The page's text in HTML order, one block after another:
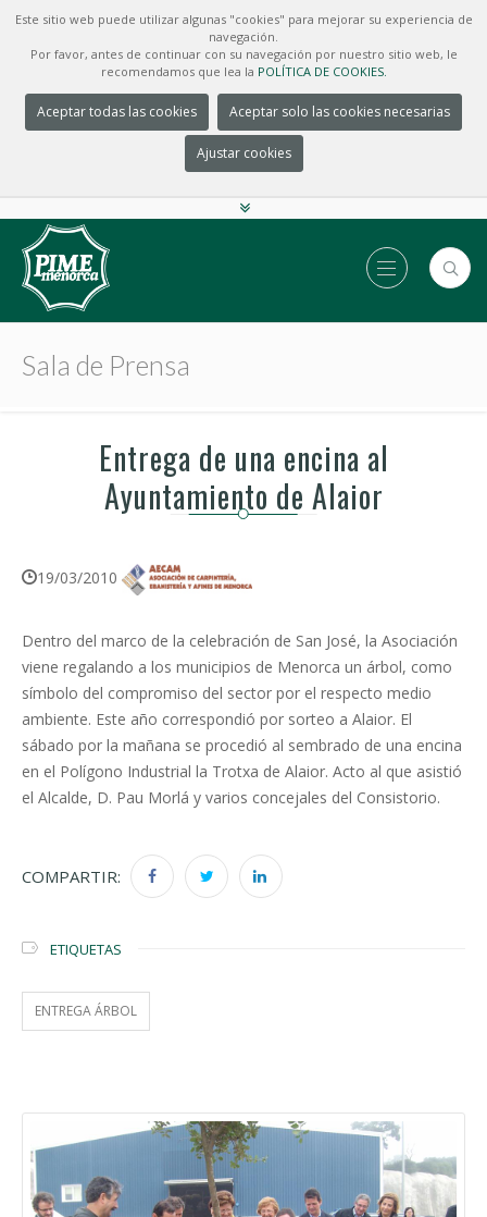
Este sitio web puede utilizar algunas "cookies" para mejorar su experiencia de
navegación.
Por favor, antes de continuar con su navegación por nuestro sitio web, le
recomendamos que lea la POLÍTICA DE COOKIES.
Aceptar todas las cookies Aceptar solo las cookies necesarias
Ajustar cookies
Sala de Prensa
Entrega de una encina al
Ayuntamiento de Alaior
19/03/2010
Dentro del marco de la celebración de San José, la Asociación
viene regalando a los municipios de Menorca un árbol, como
símbolo del compromiso del sector por el respecto medio
ambiente. Este año correspondió por sorteo a Alaior. El
sábado por la mañana se procedió al sembrado de una encina
en el Polígono Industrial la Trotxa de Alaior. Acto al que asistió
el Alcalde, D. Pau Morlá y varios concejales del Consistorio.
COMPARTIR:
ETIQUETAS
ENTREGA ÁRBOL